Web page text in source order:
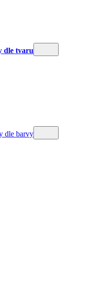
dle tvaru
dle barvy